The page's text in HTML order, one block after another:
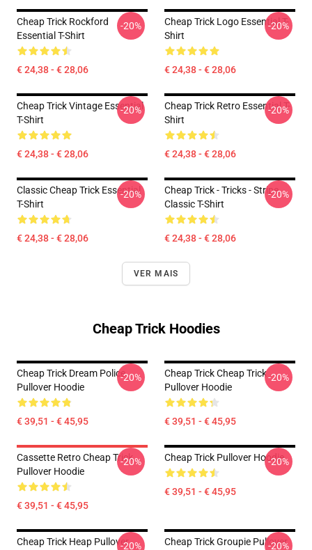
Cheap Trick Rockford
Essential T-Shirt
€ 24,38 - € 28,06
-20%
Cheap Trick Logo Essential T-
Shirt
€ 24,38 - € 28,06
-20%
Cheap Trick Vintage Essential
T-Shirt
€ 24,38 - € 28,06
-20%
Cheap Trick Retro Essential T-
Shirt
€ 24,38 - € 28,06
-20%
Classic Cheap Trick Essential
T-Shirt
€ 24,38 - € 28,06
-20%
Cheap Trick - Tricks - Stripe
Classic T-Shirt
€ 24,38 - € 28,06
-20%
VER MAIS
Cheap Trick Hoodies
Cheap Trick Dream Police
Pullover Hoodie
€ 39,51 - € 45,95
-20%
Cheap Trick Cheap Trick
Pullover Hoodie
€ 39,51 - € 45,95
-20%
Cassette Retro Cheap Trick
Pullover Hoodie
€ 39,51 - € 45,95
-20% Cheap Trick Pullover Hoodie
€ 39,51 - € 45,95
-20%
Cheap Trick Heap Pullover-20% Cheap Trick Groupie Pullover
-20%